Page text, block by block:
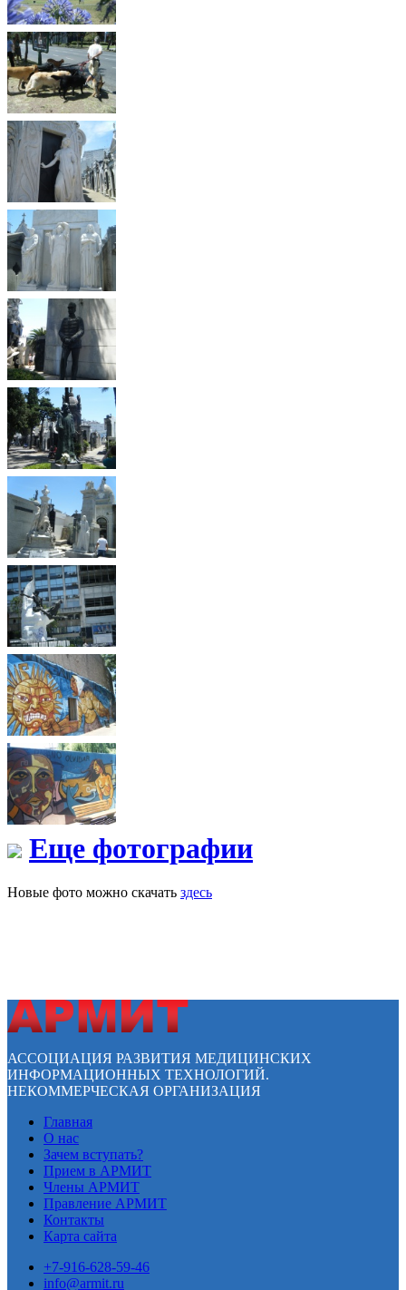
Еще фотографии
Новые фото можно скачать здесь
АССОЦИАЦИЯ РАЗВИТИЯ МЕДИЦИНСКИХ
ИНФОРМАЦИОННЫХ ТЕХНОЛОГИЙ.
НЕКОММЕРЧЕСКАЯ ОРГАНИЗАЦИЯ
Главная
О нас
Зачем вступать?
Прием в АРМИТ
Члены АРМИТ
Правление АРМИТ
Контакты
Карта сайта
+7-916-628-59-46
info@armit.ru